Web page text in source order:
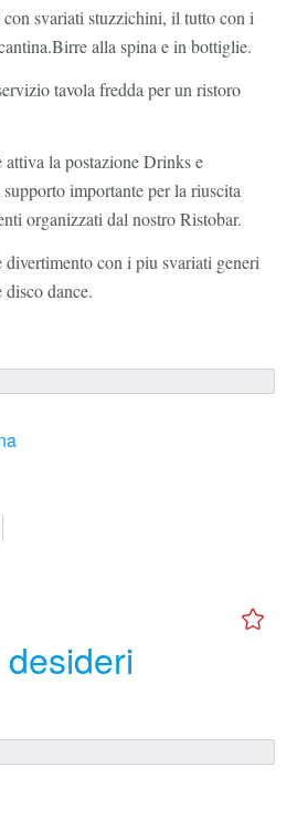
svariati stuzzichini, il tutto con i
alla spina e in bottiglie.
tavola fredda per un ristoro
la postazione Drinks e
importante per la riuscita
organizzati dal nostro Ristobar.
divertimento con i piu svariati generi
disco dance.